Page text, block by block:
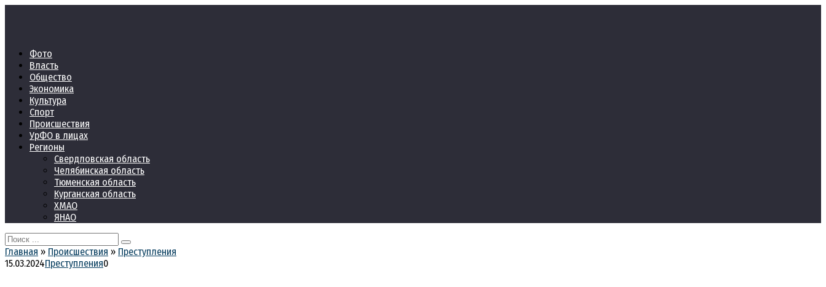
Фото
Власть
Общество
Экономика
Культура
Спорт
Происшествия
УрФО в лицах
Регионы
Свердловская область
Челябинская область
Тюменская область
Курганская область
ХМАО
ЯНАО
Search
for:
Главная » Происшествия » Преступления
15.03.2024Преступления0